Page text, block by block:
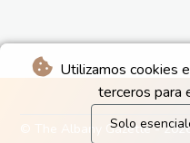
Utilizamos cookies
terceros para
Solo
© The Albany Gazette -